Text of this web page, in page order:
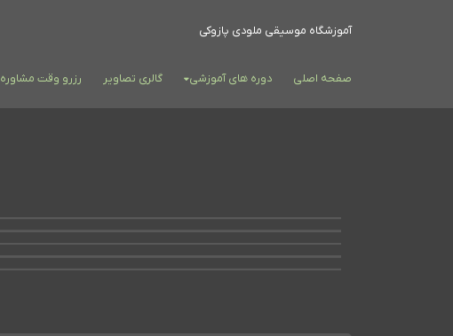
آموزشگاه موسیقی ملودی پازوکی
صفحه اصلی دوره های آموزشی گالری تصاویر رزرو وقت مشاوره